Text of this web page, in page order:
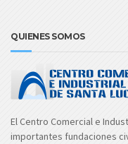
QUIENES SOMOS
El Centro Comercial e
importantes fundaciones